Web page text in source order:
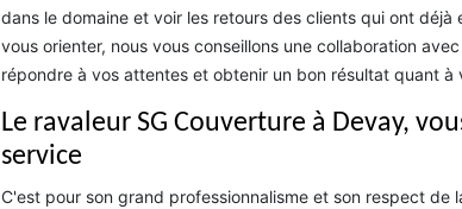
dans le domaine et voir les retours des clients qui ont
vous orienter, nous vous conseillons une collaboration
répondre à vos attentes et obtenir un bon résultat quant à
Le ravaleur SG Couverture à Devay,
service
C'est pour son grand professionnalisme et son respect